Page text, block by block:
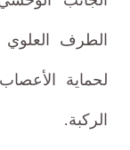
الطرف العلوي
لحماية
الركبة.